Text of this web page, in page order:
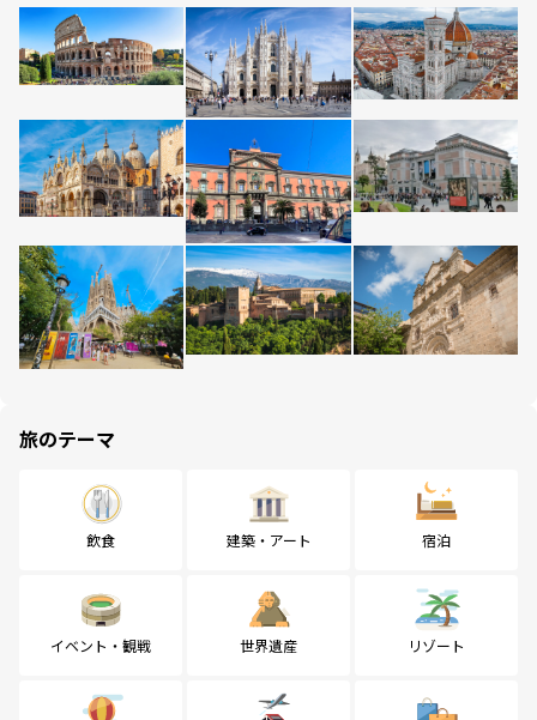
旅のテーマ
飲食 建築・アート 宿泊
イベント・観戦 世界遺産 リゾート